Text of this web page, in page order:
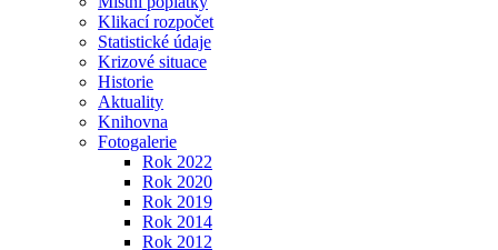
Klikací rozpočet
Statistické údaje
Krizové situace
Historie
Aktuality
Knihovna
Fotogalerie
Rok 2022
Rok 2020
Rok 2019
Rok 2014
Rok 2012